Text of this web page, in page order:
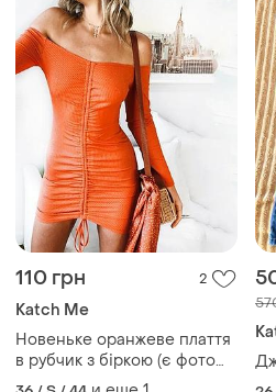
110 грн 2
Katch Me
Новеньке оранжеве плаття
в рубчик з біркою (є фото
на тілі)